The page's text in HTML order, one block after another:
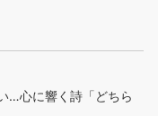
…心に響く詩「どちら